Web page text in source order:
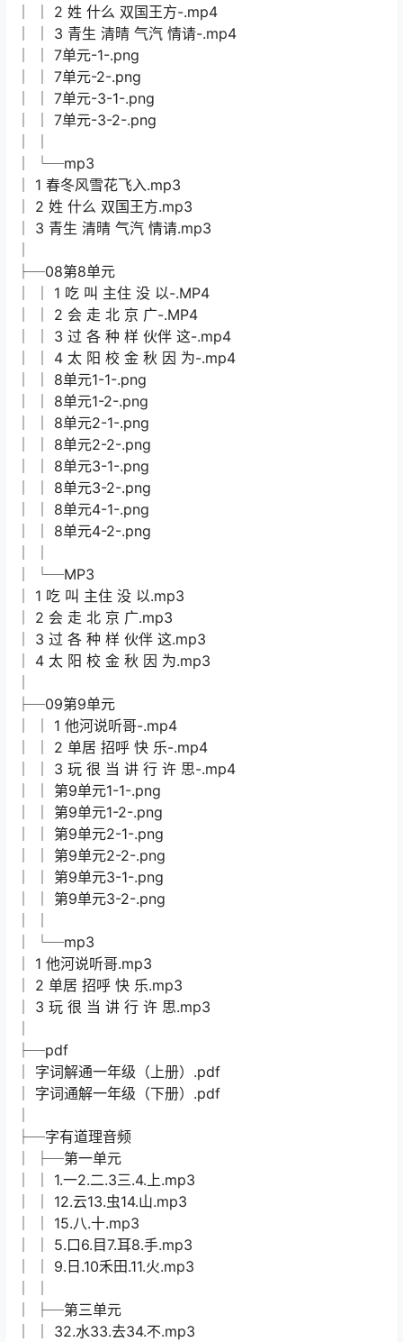
│ │ 2 姓 什么 双国王方-.mp4
│ │ 3 青生 清晴 气汽 情请-.mp4
│ │ 7单元-1-.png
│ │ 7单元-2-.png
│ │ 7单元-3-1-.png
│ │ 7单元-3-2-.png
│ └─mp3
│ 1 春冬风雪花飞入.mp3
│ 2 姓 什么 双国王方.mp3
│ 3 青生 清晴 气汽 情请.mp3
├─08第8单元
│ │ 1 吃 叫 主住 没 以-.MP4
│ │ 2 会 走 北 京 广-.MP4
│ │ 3 过 各 种 样 伙伴 这-.mp4
│ │ 4 太 阳 校 金 秋 因 为-.mp4
│ │ 8单元1-1-.png
│ │ 8单元1-2-.png
│ │ 8单元2-1-.png
│ │ 8单元2-2-.png
│ │ 8单元3-1-.png
│ │ 8单元3-2-.png
│ │ 8单元4-1-.png
│ │ 8单元4-2-.png
│ └─MP3
│ 1 吃 叫 主住 没 以.mp3
│ 2 会 走 北 京 广.mp3
│ 3 过 各 种 样 伙伴 这.mp3
│ 4 太 阳 校 金 秋 因 为.mp3
├─09第9单元
│ │ 1 他河说听哥-.mp4
│ │ 2 单居 招呼 快 乐-.mp4
│ │ 3 玩 很 当 讲 行 许 思-.mp4
│ │ 第9单元1-1-.png
│ │ 第9单元1-2-.png
│ │ 第9单元2-1-.png
│ │ 第9单元2-2-.png
│ │ 第9单元3-1-.png
│ │ 第9单元3-2-.png
│ └─mp3
│ 1 他河说听哥.mp3
│ 2 单居 招呼 快 乐.mp3
│ 3 玩 很 当 讲 行 许 思.mp3
├─pdf
│ 字词解通一年级（上册）.pdf
│ 字词通解一年级（下册）.pdf
├─字有道理音频
│ ├─第一单元
│ │ 1.一2.二.3三.4.上.mp3
│ │ 12.云13.虫14.山.mp3
│ │ 15.八.十.mp3
│ │ 5.口6.目7.耳8.手.mp3
│ │ 9.日.10禾田.11.火.mp3
│ ├─第三单元
│ │ 32.水33.去34.不.mp3